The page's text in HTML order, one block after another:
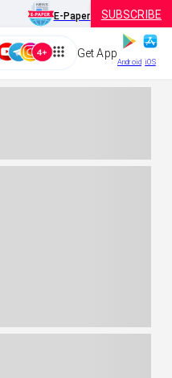
E-Paper SUBSCRIBE
Get App
Android iOS